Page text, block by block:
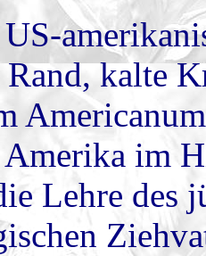
kalte
im
Lehre des